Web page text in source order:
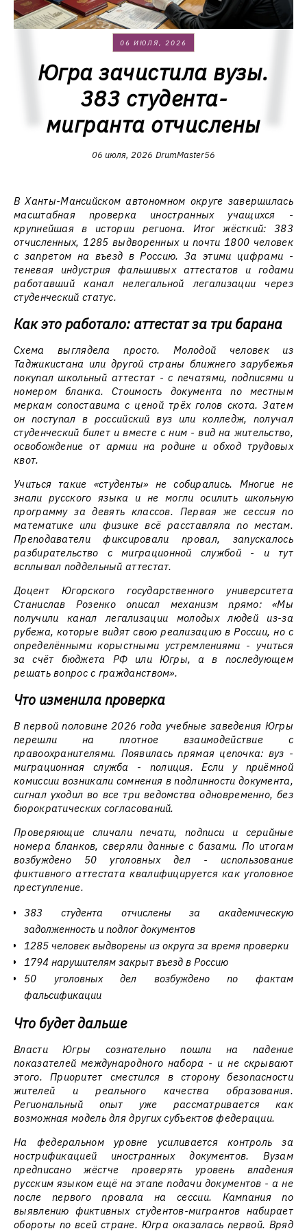
06 ИЮЛЯ, 2026
Югра зачистила вузы.
383 студента-
мигранта отчислены
06 июля, 2026 DrumMaster56
В Ханты-Мансийском автономном округе завершилась
масштабная проверка иностранных учащихся -
крупнейшая в истории региона. Итог жёсткий: 383
отчисленных, 1285 выдворенных и почти 1800 человек
с запретом на въезд в Россию. За этими цифрами -
теневая индустрия фальшивых аттестатов и годами
работавший канал нелегальной легализации через
студенческий статус.
Как это работало: аттестат за три барана
Схема выглядела просто. Молодой человек из
Таджикистана или другой страны ближнего зарубежья
покупал школьный аттестат - с печатями, подписями и
номером бланка. Стоимость документа по местным
меркам сопоставима с ценой трёх голов скота. Затем
он поступал в российский вуз или колледж, получал
студенческий билет и вместе с ним - вид на жительство,
освобождение от армии на родине и обход трудовых
квот.
Учиться такие «студенты» не собирались. Многие не
знали русского языка и не могли осилить школьную
программу за девять классов. Первая же сессия по
математике или физике всё расставляла по местам.
Преподаватели фиксировали провал, запускалось
разбирательство с миграционной службой - и тут
всплывал поддельный аттестат.
Доцент Югорского государственного университета
Станислав Розенко описал механизм прямо: «Мы
получили канал легализации молодых людей из-за
рубежа, которые видят свою реализацию в России, но с
определёнными корыстными устремлениями - учиться
за счёт бюджета РФ или Югры, а в последующем
решать вопрос с гражданством».
Что изменила проверка
В первой половине 2026 года учебные заведения Югры
перешли на плотное взаимодействие с
правоохранителями. Появилась прямая цепочка: вуз -
миграционная служба - полиция. Если у приёмной
комиссии возникали сомнения в подлинности документа,
сигнал уходил во все три ведомства одновременно, без
бюрократических согласований.
Проверяющие сличали печати, подписи и серийные
номера бланков, сверяли данные с базами. По итогам
возбуждено 50 уголовных дел - использование
фиктивного аттестата квалифицируется как уголовное
преступление.
383 студента отчислены за академическую
задолженность и подлог документов
1285 человек выдворены из округа за время проверки
1794 нарушителям закрыт въезд в Россию
50 уголовных дел возбуждено по фактам
фальсификации
Что будет дальше
Власти Югры сознательно пошли на падение
показателей международного набора - и не скрывают
этого. Приоритет сместился в сторону безопасности
жителей и реального качества образования.
Региональный опыт уже рассматривается как
возможная модель для других субъектов федерации.
На федеральном уровне усиливается контроль за
нострификацией иностранных документов. Вузам
предписано жёстче проверять уровень владения
русским языком ещё на этапе подачи документов - а не
после первого провала на сессии. Кампания по
выявлению фиктивных студентов-мигрантов набирает
обороты по всей стране. Югра оказалась первой. Вряд